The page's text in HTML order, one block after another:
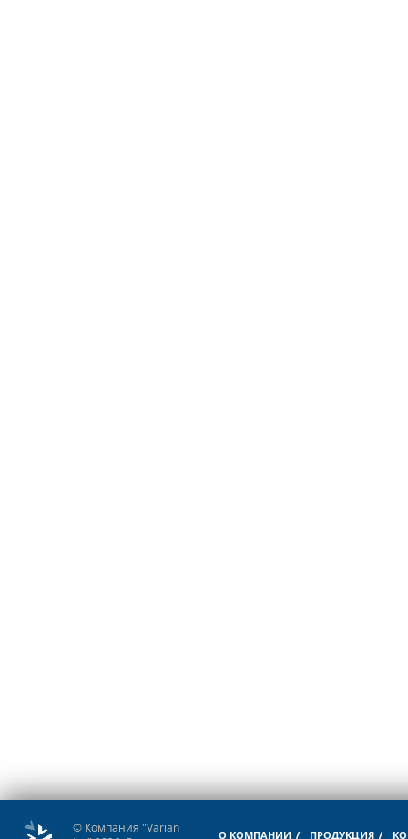
© Компания "Varian
О КОМПАНИИ ПРОДУКЦИЯ